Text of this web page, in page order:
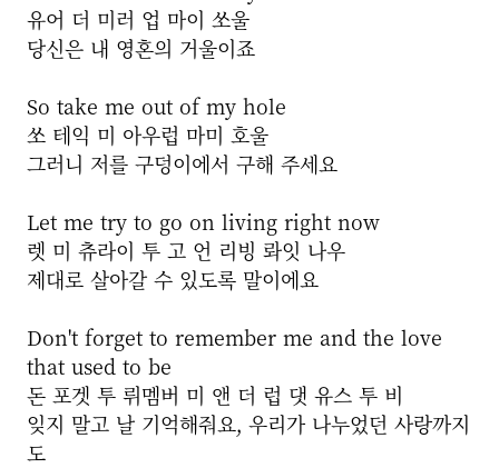
유어 더 미러 업 마이 쏘울
당신은 내 영혼의 거울이죠
So take me out of my hole
쏘 테익 미 아우럽 마미 호울
그러니 저를 구덩이에서 구해 주세요
Let me try to go on living right now
렛 미 츄라이 투 고 언 리빙 롸잇 나우
제대로 살아갈 수 있도록 말이에요
Don't forget to remember me and the love
that used to be
돈 포겟 투 뤼멤버 미 앤 더 럽 댓 유스 투 비
잊지 말고 날 기억해줘요, 우리가 나누었던 사랑까지
도